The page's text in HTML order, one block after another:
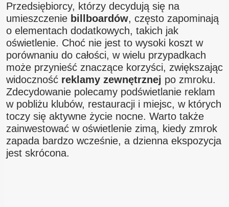
Przedsiębiorcy, którzy decydują się na
umieszczenie billboardów, często zapominają
o elementach dodatkowych, takich jak
oświetlenie. Choć nie jest to wysoki koszt w
porównaniu do całości, w wielu przypadkach
może przynieść znaczące korzyści, zwiększając
widoczność reklamy zewnętrznej po zmroku.
Zdecydowanie polecamy podświetlanie reklam
w pobliżu klubów, restauracji i miejsc, w których
toczy się aktywne życie nocne. Warto także
zainwestować w oświetlenie zimą, kiedy zmrok
zapada bardzo wcześnie, a dzienna ekspozycja
jest skrócona.